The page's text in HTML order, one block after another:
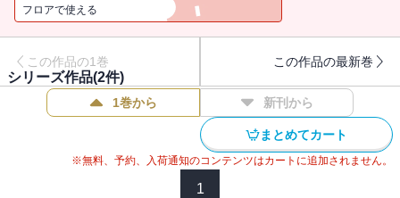
断罪された悪役令嬢×氷の王弟殿下が紡ぐ溺愛ラブファンタジー！
ャラの王弟殿下に求婚されています」の電子単行本版です】
■【収録内容】
「破滅の道を選んだ悪役令嬢ですが、隠しキャラの王弟殿下に求婚
電子単行本版限定描き下ろしおまけ漫画
フロアで使える
この作品の1巻 この作品の最新巻
シリーズ作品(2件)
1巻から 新刊から
まとめてカート
※無料、予約、入荷通知のコンテンツはカートに追加されません。
1